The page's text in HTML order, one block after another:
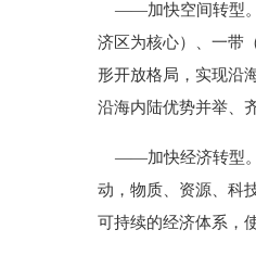
——加快空间转型。
济区为核心）、一带
形开放格局，实现沿
沿海内陆优势并举、
——加快经济转型。
动，物质、资源、科
可持续的经济体系，